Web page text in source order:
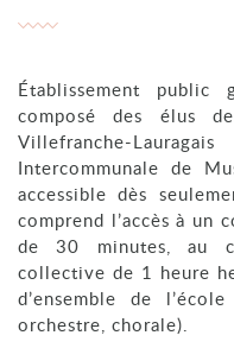
Établissement
composé des élus
Villefranche-
Intercommunale de
accessible dès
comprend l’accès à un
de 30 minutes, au
collective de 1 heure
d’ensemble de
orchestre, chorale).